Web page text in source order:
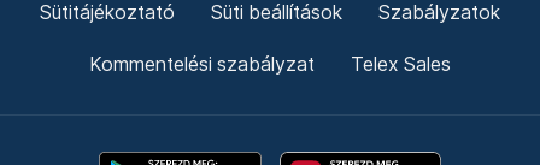
Sütitájékoztató Süti beállítások Szabályzatok
Kommentelési szabályzat Telex Sales